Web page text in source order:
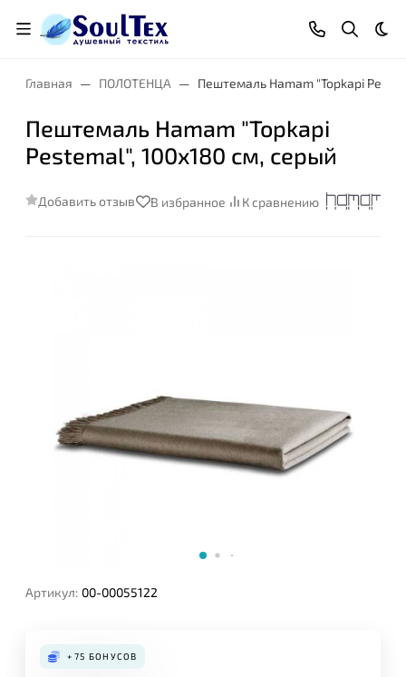
Главная ПОЛОТЕНЦА Пештемаль Hamam "Topkapi
Пештемаль Hamam "Topkapi
Pestemal", 100x180 см, серый
Добавить отзыв В избранное К сравнению
Артикул: 00-00055122
+75 БОНУСОВ